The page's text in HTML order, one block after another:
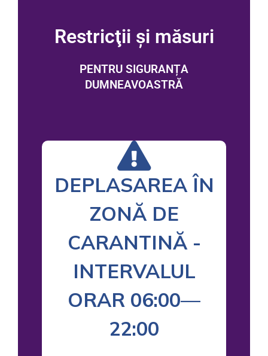
Restricţii și măsuri
PENTRU SIGURANȚA
DUMNEAVOASTRĂ
DEPLASAREA ÎN
ZONĂ DE
CARANTINĂ -
INTERVALUL
ORAR 06:00—
22:00